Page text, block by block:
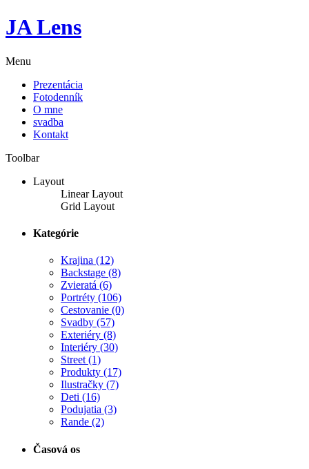
JA Lens
Menu
Prezentácia
Fotodenník
O mne
svadba
Kontakt
Toolbar
Layout
Linear Layout
Grid Layout
Kategórie
Krajina (12)
Backstage (8)
Zvieratá (6)
Portréty (106)
Cestovanie (0)
Svadby (57)
Exteriéry (8)
Interiéry (30)
Street(1)
Produkty (17)
Ilustračky (7)
Deti (16)
Podujatia (3)
Rande (2)
Časová os